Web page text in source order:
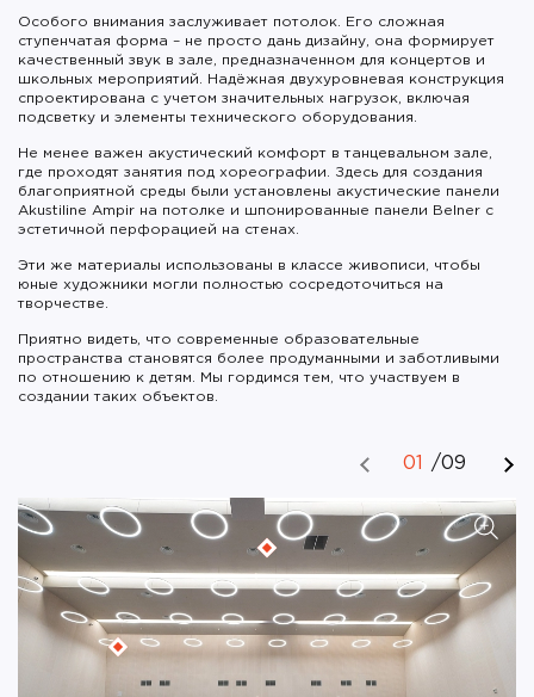
Особого внимания заслуживает потолок. Его сложная
ступенчатая форма – не просто дань дизайну, она формирует
качественный звук в зале, предназначенном для концертов и
школьных мероприятий. Надёжная двухуровневая конструкция
спроектирована с учетом значительных нагрузок, включая
подсветку и элементы технического оборудования.
Не менее важен акустический комфорт в танцевальном зале,
где проходят занятия под хореографии. Здесь для создания
благоприятной среды были установлены акустические панели
Akustiline Ampir на потолке и шпонированные панели Belner с
эстетичной перфорацией на стенах.
Эти же материалы использованы в классе живописи, чтобы
юные художники могли полностью сосредоточиться на
творчестве.
Приятно видеть, что современные образовательные
пространства становятся более продуманными и заботливыми
по отношению к детям. Мы гордимся тем, что участвуем в
создании таких объектов.
01 /09